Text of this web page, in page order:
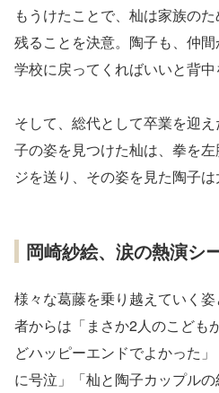
もうけたことで、杣は家族の
残ることを決意。陶子も、仲
学校に戻ってくればいいと背中
そして、総代として卒業を迎
子の姿を見つけた杣は、拳を
ジを送り、その姿を見た陶子は
岡崎紗絵、涙の熱演シ
様々な葛藤を乗り越えていく
者からは「まさか2人のこど
どハッピーエンドでよかった
に号泣」「杣と陶子カップル